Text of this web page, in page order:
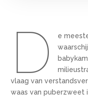
D
e
vlaag van
waas van puberzweet